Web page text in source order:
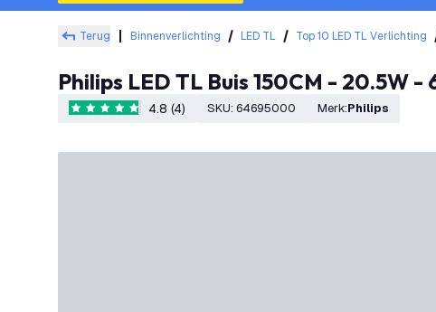
Terug Binnenverlichting LED TL Top 10 LED TL Verlichting
Philips LED TL Buis 150CM - 20.5W
4.8 score sterren4.8 (4) SKU: 64695000 Merk: Philips